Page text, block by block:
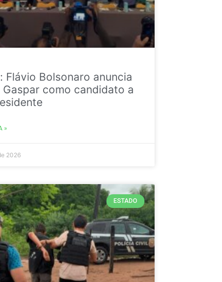
Flávio Bolsonaro anuncia
como candidato a
»
2026
ESTADO